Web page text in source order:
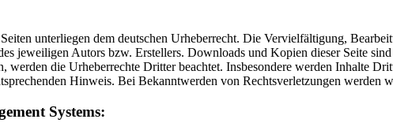
unterliegen dem deutschen Urheberrecht. Die Vervielfältigung,
jeweiligen Autors bzw. Erstellers. Downloads und Kopien dieser Seite
die Urheberrechte Dritter beachtet. Insbesondere werden Inhalte
Hinweis. Bei Bekanntwerden von Rechtsverletzungen werden
Systems: